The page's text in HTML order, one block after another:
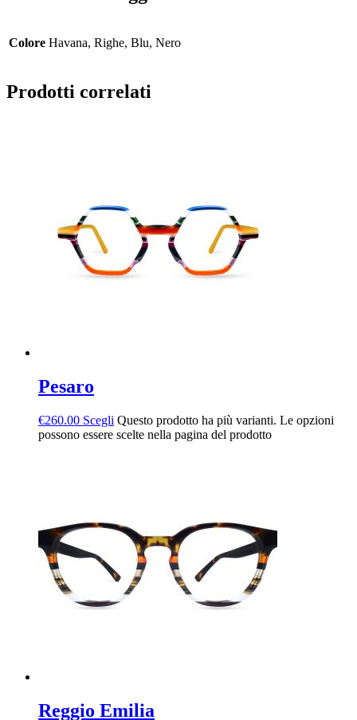
Colore Havana, Righe, Blu, Nero
Prodotti correlati
Pesaro
€260.00 Scegli Questo prodotto ha più varianti. Le opzioni
possono essere scelte nella pagina del prodotto
Reggio Emilia